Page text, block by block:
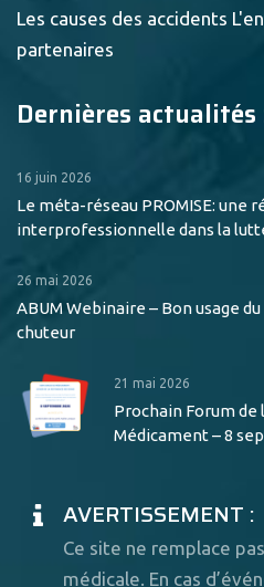
Les causes des accidents
partenaires
Dernières actualités
16 juin 2026
Le méta-réseau PROMISE: une
interprofessionnelle dans la
26 mai 2026
ABUM Webinaire – Bon usage
chuteur
21 mai 2026
Prochain Forum de
Médicament – 8
AVERTISSEMENT :
Ce site ne remplace
médicale. En cas